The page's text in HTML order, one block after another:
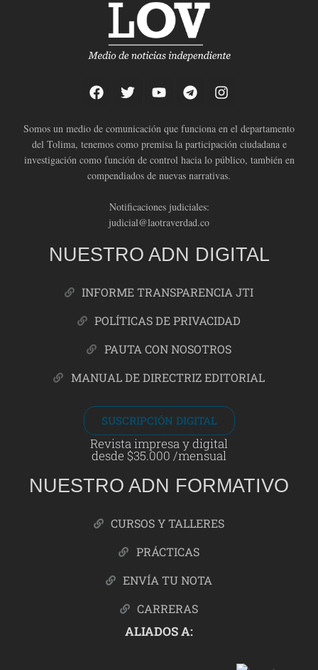
Somos un medio de comunicación que funciona en el departamento
del Tolima, tenemos como premisa la participación ciudadana e
investigación como función de control hacia lo público, también en
compendiados de nuevas narrativas.
Notificaciones judiciales:
judicial@laotraverdad.co
NUESTRO ADN DIGITAL
INFORME TRANSPARENCIA JTI
POLÍTICAS DE PRIVACIDAD
PAUTA CON NOSOTROS
MANUAL DE DIRECTRIZ EDITORIAL
SUSCRIPCIÓN DIGITAL
Revista impresa y digital
desde $35.000 /mensual
NUESTRO ADN FORMATIVO
CURSOS Y TALLERES
PRÁCTICAS
ENVÍA TU NOTA
CARRERAS
ALIADOS A: